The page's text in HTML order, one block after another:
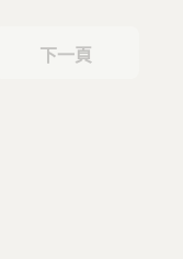
下一頁
下一頁